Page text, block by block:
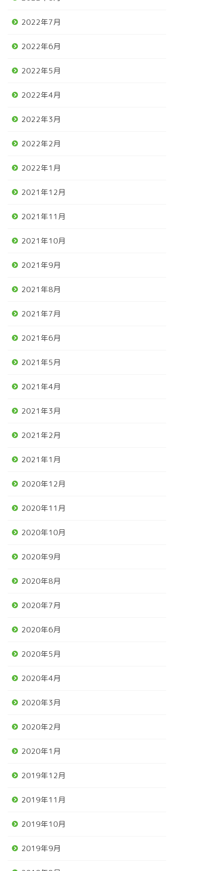
2022年7月
2022年6月
2022年5月
2022年4月
2022年3月
2022年2月
2022年1月
2021年12月
2021年11月
2021年10月
2021年9月
2021年8月
2021年7月
2021年6月
2021年5月
2021年4月
2021年3月
2021年2月
2021年1月
2020年12月
2020年11月
2020年10月
2020年9月
2020年8月
2020年7月
2020年6月
2020年5月
2020年4月
2020年3月
2020年2月
2020年1月
2019年12月
2019年11月
2019年10月
2019年9月